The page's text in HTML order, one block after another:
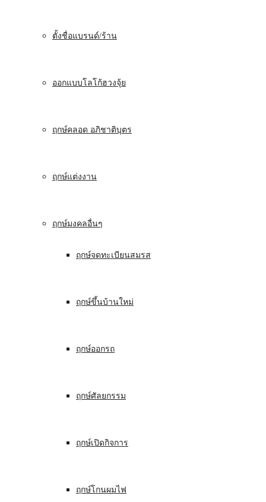
ตั้งชื่อแบรนด์/ร้าน
ออกแบบโลโก้ฮวงจุ้ย
ฤกษ์คลอด อภิชาติบุตร
ฤกษ์แต่งงาน
ฤกษ์มงคลอื่นๆ
ฤกษ์จดทะเบียนสมรส
ฤกษ์ขึ้นบ้านใหม่
ฤกษ์ออกรถ
ฤกษ์ศัลยกรรม
ฤกษ์เปิดกิจการ
ฤกษ์โกนผมไฟ